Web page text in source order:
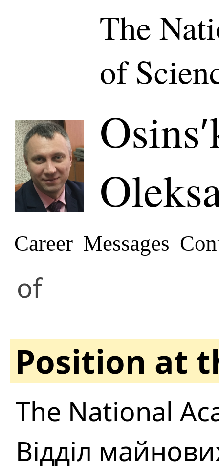
The
of
Career Messages
of
Position at
The National
Відділ